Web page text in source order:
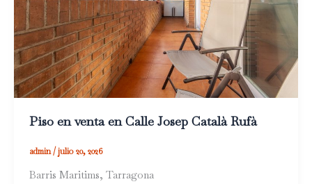
Piso en venta en Calle Josep Català Rufà
admin/ julio 20, 2026
Barris Maritims, Tarragona